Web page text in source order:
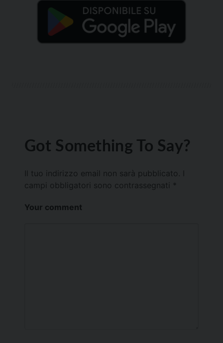
Got Something To Say?
Il tuo indirizzo email non sarà pubblicato.
campi obbligatori sono contrassegnati *
Your comment